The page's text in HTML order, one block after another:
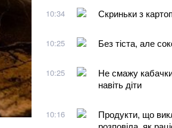
10:34 Скриньки з
10:25 Без тіста, але
10:25
Не смажу
навіть діти
10:16
Продукти, що